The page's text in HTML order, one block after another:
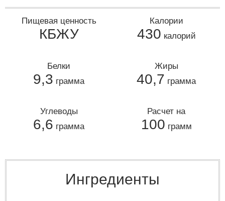
Пищевая ценность
КБЖУ
Калории
430 калорий
Белки
9,3 грамма
Жиры
40,7 грамма
Углеводы
6,6 грамма
Расчет на
100 грамм
Ингредиенты